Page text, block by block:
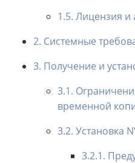
1.5. Лицензия и
2. Системные
3. Получение и
3.1.
временной
3.2. Установка
3.2.1.